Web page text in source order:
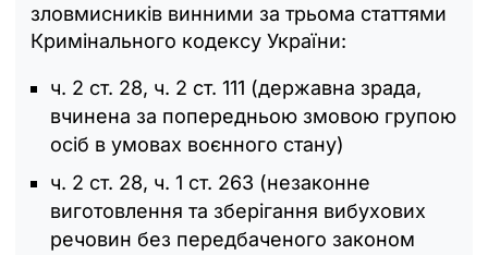
зловмисників винними за трьома статтями
Кримінального кодексу України:
ч. 2 ст. 28, ч. 2 ст. 111 (державна зрада,
вчинена за попередньою змовою групою
осіб в умовах воєнного стану)
ч. 2 ст. 28, ч. 1 ст. 263 (незаконне
виготовлення та зберігання вибухових
речовин без передбаченого законом